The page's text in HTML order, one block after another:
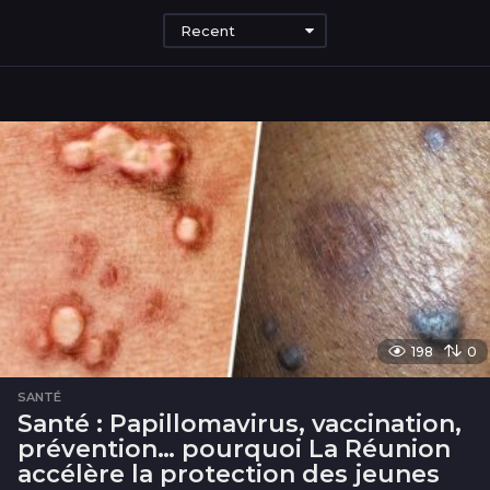
Recent
198 0
SANTÉ
Santé : Papillomavirus, vaccination,
prévention… pourquoi La Réunion
accélère la protection des jeunes